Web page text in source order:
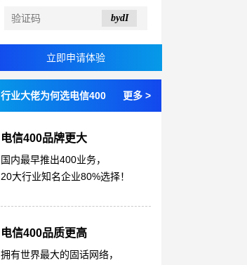
bydI
行业大佬为何选电信400 更多 >
电信400品牌更大
国内最早推出400业务，
20大行业知名企业80%选择！
电信400品质更高
拥有世界最大的固话网络，